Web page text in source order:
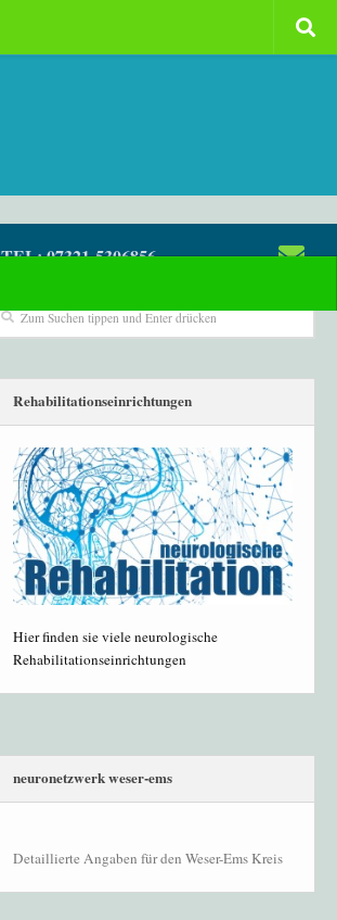
TEL: 07321-5306856
Rehabilitationseinrichtungen
Hier finden sie viele neurologische
Rehabilitationseinrichtungen
neuronetzwerk weser-ems
Detaillierte Angaben für den Weser-Ems Kreis